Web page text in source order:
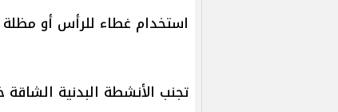
استخدام غطاء للرأس أو
تجنب الأنشطة البدنية الشاقة